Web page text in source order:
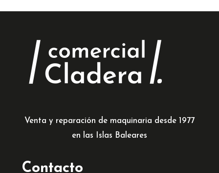
Venta y reparación de maquinaria desde 1977
en las Islas Baleares
Contacto